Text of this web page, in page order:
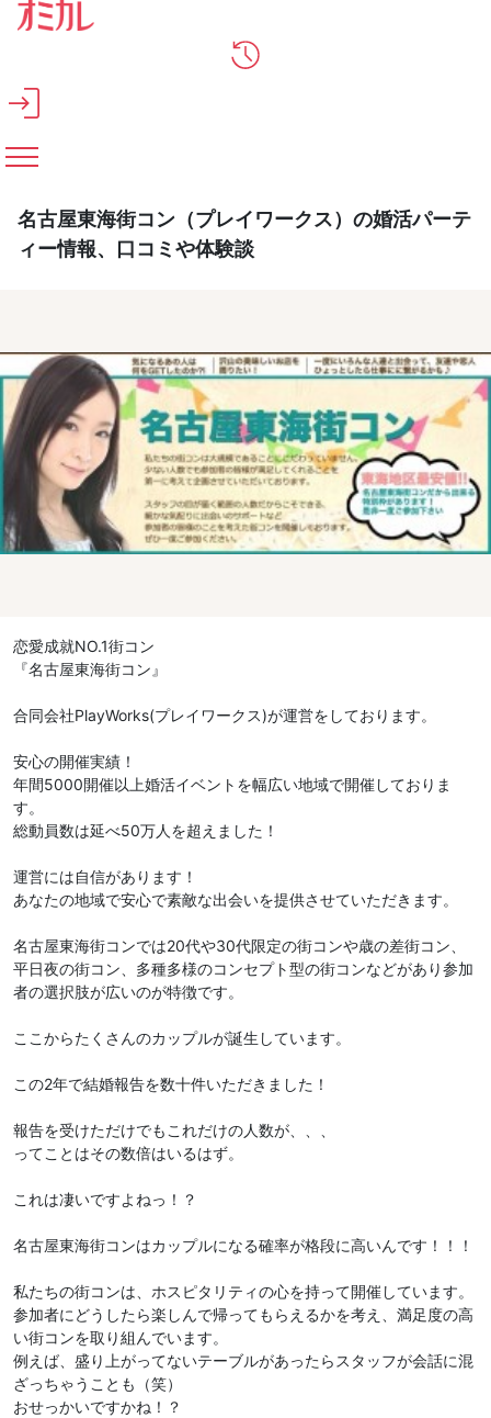
メインコンテンツへスキップ
名古屋東海街コン（プレイワークス）の婚活パーテ
ィー情報、口コミや体験談
恋愛成就NO.1街コン
『名古屋東海街コン』
合同会社PlayWorks(プレイワークス)が運営をしております。
安心の開催実績！
年間5000開催以上婚活イベントを幅広い地域で開催しておりま
す。
総動員数は延べ50万人を超えました！
運営には自信があります！
あなたの地域で安心で素敵な出会いを提供させていただきます。
名古屋東海街コンでは20代や30代限定の街コンや歳の差街コン、
平日夜の街コン、多種多様のコンセプト型の街コンなどがあり参加
者の選択肢が広いのが特徴です。
ここからたくさんのカップルが誕生しています。
この2年で結婚報告を数十件いただきました！
報告を受けただけでもこれだけの人数が、、、
ってことはその数倍はいるはず。
これは凄いですよねっ！？
名古屋東海街コンはカップルになる確率が格段に高いんです！！！
私たちの街コンは、ホスピタリティの心を持って開催しています。
参加者にどうしたら楽しんで帰ってもらえるかを考え、満足度の高
い街コンを取り組んでいます。
例えば、盛り上がってないテーブルがあったらスタッフが会話に混
ざっちゃうことも（笑）
おせっかいですかね！？